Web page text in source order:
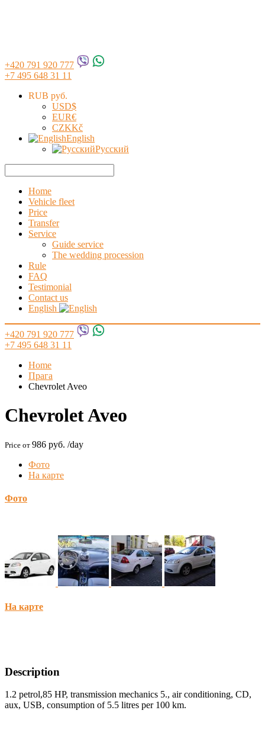
+420 791 920 777
+7 495 648 31 11
RUB руб.
USD$
EUR€
CZKKč
English
Русский
Home
Vehicle fleet
Price
Transfer
Service
Guide service
The wedding procession
Rule
FAQ
Testimonial
Contact us
English
+420 791 920 777
+7 495 648 31 11
Home
Прага
Chevrolet Aveo
Chevrolet Aveo
Price от 986 руб. /day
Фото
На карте
Фото
На карте
Description
1.2 petrol,85 HP, transmission mechanics 5., air conditioning, CD,
aux, USB, consumption of 5.5 litres per 100 km.